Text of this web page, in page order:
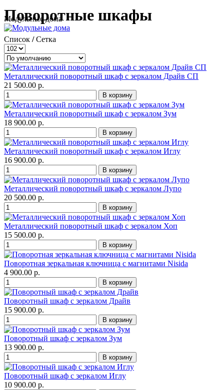
Модульные дома
Поворотные шкафы
Список / Сетка
Металлический поворотный шкаф с зеркалом Драйв СП
21 500.00 р.
Металлический поворотный шкаф с зеркалом Зум
18 900.00 р.
Металлический поворотный шкаф с зеркалом Иглу
16 900.00 р.
Металлический поворотный шкаф с зеркалом Лупо
20 500.00 р.
Металлический поворотный шкаф с зеркалом Хоп
15 500.00 р.
Поворотная зеркальная ключница с магнитами Nisida
4 900.00 р.
Поворотный шкаф с зеркалом Драйв
15 900.00 р.
Поворотный шкаф с зеркалом Зум
13 900.00 р.
Поворотный шкаф с зеркалом Иглу
10 900.00 р.